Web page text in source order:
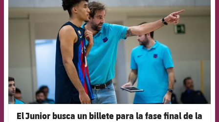
El Junior busca un billete para la fase final de la